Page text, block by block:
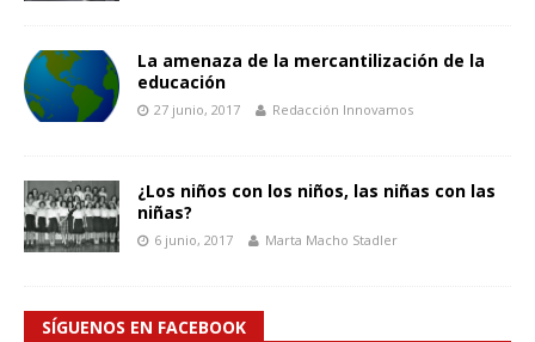
La amenaza de la mercantilización de la
educación
27 junio, 2017 Redacción Innovamos
¿Los niños con los niños, las niñas con las
niñas?
6 junio, 2017 Marta Macho Stadler
SÍGUENOS EN FACEBOOK